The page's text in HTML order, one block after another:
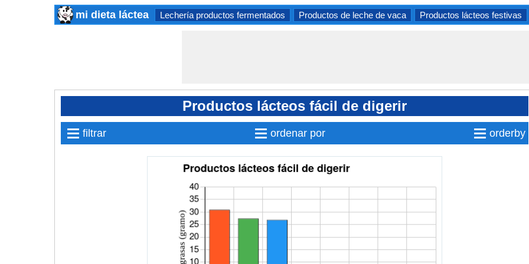
mi dieta láctea Lechería productos fermentados Productos de leche de vaca Productos lácteos festivas
Productos lácteos fácil de digerir
≡ filtrar ≡ orderby
≡ ordenar por